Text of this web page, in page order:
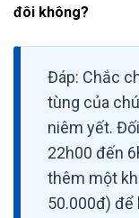
đôi không?
Đáp: Chắc
tùng của
niêm yết.
22h00 đến
thêm một
50.000đ) để